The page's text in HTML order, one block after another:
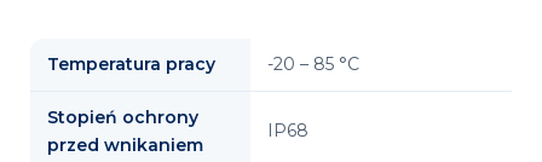
Temperatura pracy -20 – 85 °C
Stopień ochrony
przed wnikaniem
IP68